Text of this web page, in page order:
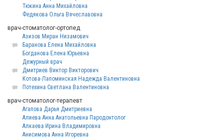
Тюкина Анна Михайловна
Федякова Ольга Вячеславовна
врач-стоматолог-ортопед
Азизов Миран Низамович
Баранова Елена Михайловна
Богданова Елена Юрьевна
Дежурный врач
Дмитриев Виктор Викторович
Котова-Лапоминская Надежда Валентиновна
Потехина Светлана Валентиновна
врач-стоматолог-терапевт
Агапова Дарья Дмитриевна
Алиева Анна Анатольевна Пародонтолог
Алкаева Ирина Владимировна
Анисимова Анна Игоревна